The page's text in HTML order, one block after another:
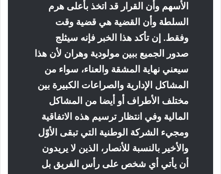
الأسهم وأن القرار قد اتخذ بأعلى هرم
السلطة وأن القضية هي قضية وقت
وفقط. إن تأكد هذا الخبر فإنه سيثلج
صدور الجميع ببين مولودية وهران لأن هذا
سيعني نهاية المشقة والعناء، سواء من
المشاكل الإدارية والصراعات الكبيرة بين
مختلف الأطراف أو أيضا من المشاكل
المالية وفي انتظار ترسيم هذه الاتفاقية
ومجيء الشركة الوطنية التي تبقى الأوّل
والأخير بالنسبة للأنصار، الذين لا يريدون
أن يأتي أي شخص على رأس الفريق بل